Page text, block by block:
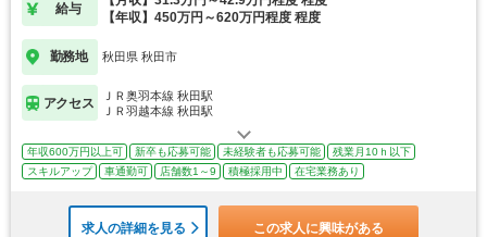
給与
【年収】450万円～620万円程度 程度
勤務地 秋田県 秋田市
アクセス
ＪＲ奥羽本線 秋田駅
ＪＲ羽越本線 秋田駅
年収600万円以上可 新卒も応募可能 未経験者も応募可能
残業月10ｈ以下
スキルアップ
車通勤可 店舗数1～9 積極採用中 在宅業務あり
求人の詳細を見る この求人に興味がある